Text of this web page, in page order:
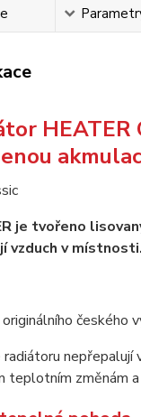
HEATER
je tvořeno
vzduch v místnosti.
českého
teplotním změnám